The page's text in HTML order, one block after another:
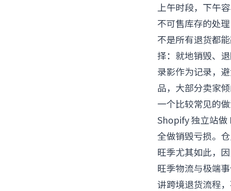
上午时段，下午
不可售库存的处
不是所有退货都
择：就地销毁、
录影作为记录，
品，大部分卖家
一个比较常见的
Shopify 独立站做
全做销毁亏损。
旺季尤其如此，
旺季物流与极端
讲跨境退货流程